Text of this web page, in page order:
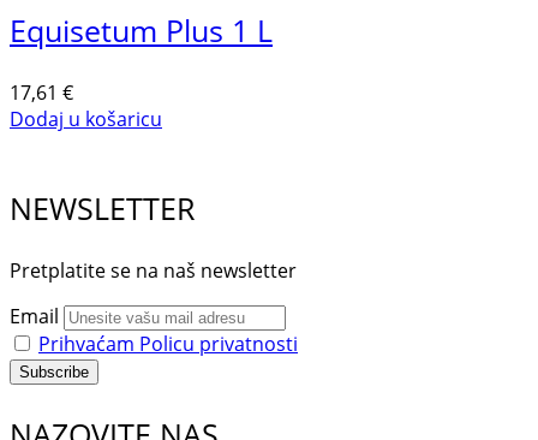
Equisetum Plus 1 L
17,61 €
Dodaj u košaricu
NEWSLETTER
Pretplatite se na naš newsletter
Email
Prihvaćam Policu privatnosti